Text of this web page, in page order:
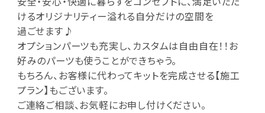
けるオリジナリティー溢れる自分だけの空間を
過ごせます♪
オプションパーツも充実し、カスタムは自由自在！！お
好みのパーツも使うことができちゃう。
もちろん、お客様に代わってキットを完成させる【施工
プラン】もございます。
ご連絡ご相談、お気軽にお申し付けください。